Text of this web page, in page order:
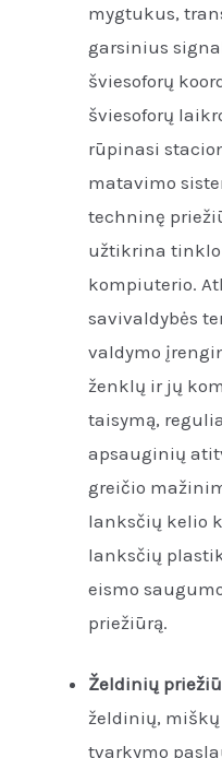
mygtukus,
garsinius
šviesoforų
šviesoforų
rūpinasi
matavimo
techninę
užtikrina
kompiuterio.
savivaldybės
valdymo
ženklų ir jų
taisymą,
apsauginių
greičio
lanksčių kelio
lanksčių
eismo
priežiūrą.
Želdinių
želdinių,
tvarkymo